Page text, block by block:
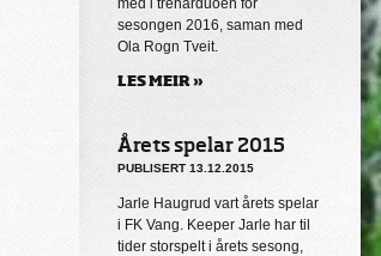
med i trenarduoen for
sesongen 2016, saman med
Ola Rogn Tveit.
LES MEIR »
Årets spelar 2015
PUBLISERT 13.12.2015
Jarle Haugrud vart årets spelar
i FK Vang. Keeper Jarle har til
tider storspelt i årets sesong,